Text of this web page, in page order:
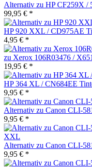
Alternativ zu HP CF259X /
99,95 € *
HP 920 XXL / CD975AE
4,95 € *
zu Xerox 106R03476 /
19,95 € *
HP 364 XL / CN684EE
9,95 € *
Alternativ zu Canon CLI-
9,95 € *
Alternativ zu Canon CLI-
9,95 € *